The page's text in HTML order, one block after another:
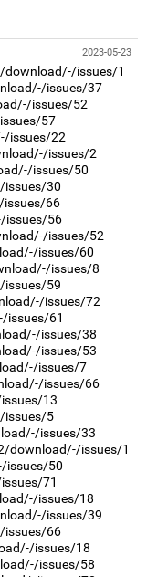
2023-05-23
issues/1
issues/37
issues/52
57
issues/22
issues/2
issues/50
30
66
issues/56
issues/52
issues/60
issues/8
issues/59
issues/72
issues/61
issues/38
issues/53
issues/7
issues/66
13
issues/5
issues/33
download/-/issues/1
issues/50
71
issues/18
issues/39
issues/66
issues/18
issues/58